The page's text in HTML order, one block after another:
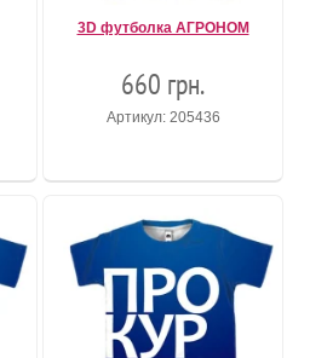
3D футболка АГРОНОМ
660 грн.
Артикул: 205436